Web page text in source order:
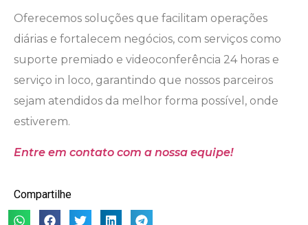
Oferecemos soluções que facilitam operações
diárias e fortalecem negócios, com serviços como
suporte premiado e videoconferência 24 horas e
serviço in loco, garantindo que nossos parceiros
sejam atendidos da melhor forma possível, onde
estiverem.
Entre em contato com a nossa equipe!
Compartilhe